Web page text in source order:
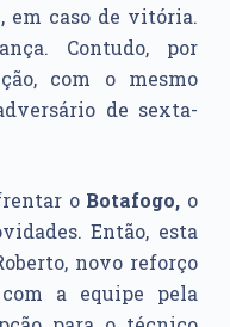
em caso de vitória.
Contudo, por
com o mesmo
de sexta-
o Botafogo, o
Então, esta
novo reforço
a equipe pela